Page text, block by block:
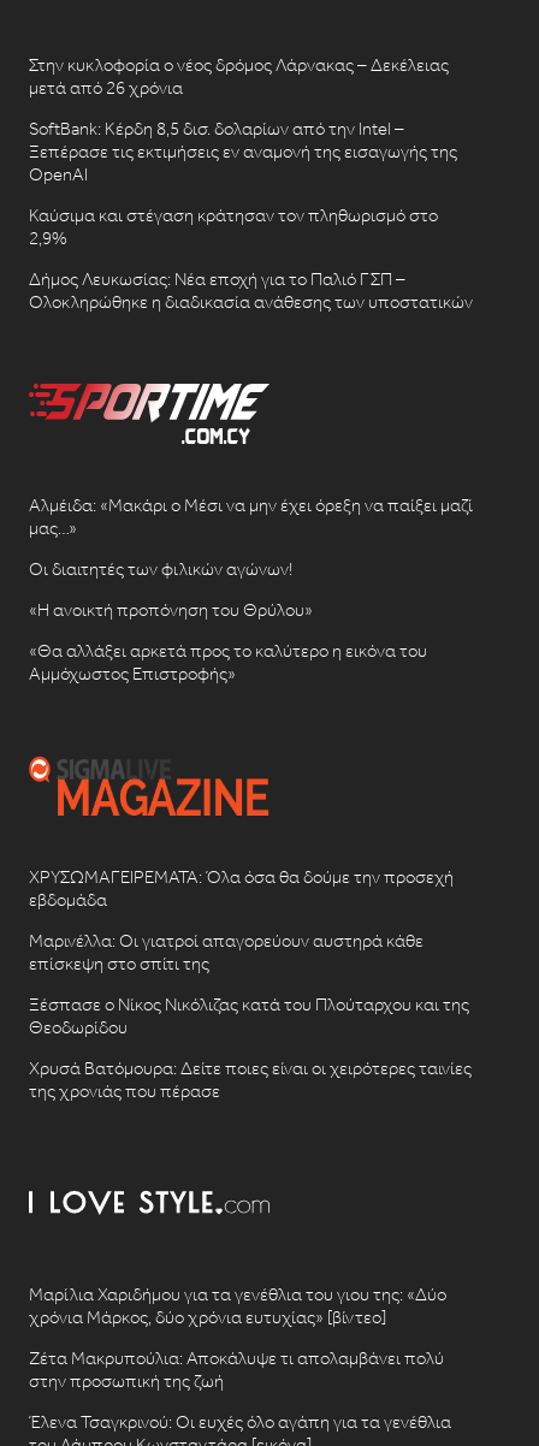
Στην κυκλοφορία ο νέος δρόμος Λάρνακας – Δεκέλειας
μετά από 26 χρόνια
SoftBank: Κέρδη 8,5 δισ. δολαρίων από την Intel –
Ξεπέρασε τις εκτιμήσεις εν αναμονή της εισαγωγής της
OpenAI
Καύσιμα και στέγαση κράτησαν τον πληθωρισμό στο
2,9%
Δήμος Λευκωσίας: Νέα εποχή για το Παλιό ΓΣΠ –
Ολοκληρώθηκε η διαδικασία ανάθεσης των υποστατικών
Αλμέιδα: «Μακάρι ο Μέσι να μην έχει όρεξη να παίξει μαζί
μας…»
Οι διαιτητές των φιλικών αγώνων!
«Η ανοικτή προπόνηση του Θρύλου»
«Θα αλλάξει αρκετά προς το καλύτερο η εικόνα του
Αμμόχωστος Επιστροφής»
ΧΡΥΣΩΜΑΓΕΙΡΕΜΑΤΑ: Όλα όσα θα δούμε την προσεχή
εβδομάδα
Μαρινέλλα: Οι γιατροί απαγορεύουν αυστηρά κάθε
επίσκεψη στο σπίτι της
Ξέσπασε ο Νίκος Νικόλιζας κατά του Πλούταρχου και της
Θεοδωρίδου
Χρυσά Βατόμουρα: Δείτε ποιες είναι οι χειρότερες ταινίες
της χρονιάς που πέρασε
Μαρίλια Χαριδήμου για τα γενέθλια του γιου της: «Δύο
χρόνια Μάρκος, δύο χρόνια ευτυχίας» [βίντεο]
Ζέτα Μακρυπούλια: Αποκάλυψε τι απολαμβάνει πολύ
στην προσωπική της ζωή
Έλενα Τσαγκρινού: Οι ευχές όλο αγάπη για τα γενέθλια